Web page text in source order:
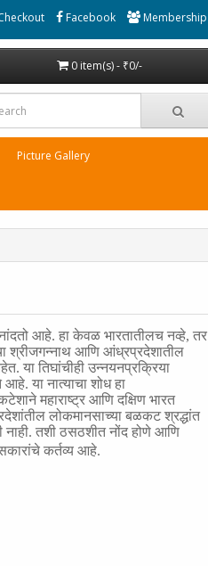
Facebook Membership
0 item(s) - ₹0/-
Picture Gallery
आहे. हा केवळ भारतातीलच नव्हे, तर
श्रीजगन्नाथ आणि आंध्रप्रदेशातील
या तिघांचीही उन्नयनप्रक्रिया
या नात्याचा शोध हा
महाराष्ट्र आणि दक्षिण भारत
लोकमानसाच्या बळकट श्रद्धांत
नाही. तशी ठसठशीत नोंद होणे आणि
कर्तव्य आहे.